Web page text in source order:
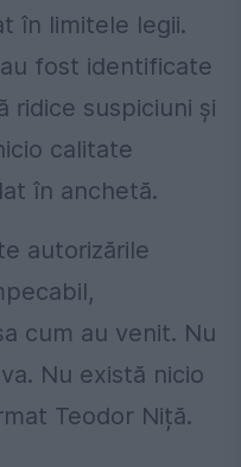
în limitele legii.
fost identificate
ridice suspiciuni și
calitate
în anchetă.
autorizările
cum au venit. Nu
Nu există nicio
Teodor Niță.